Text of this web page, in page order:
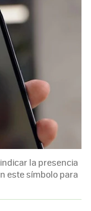
la presencia
este símbolo para